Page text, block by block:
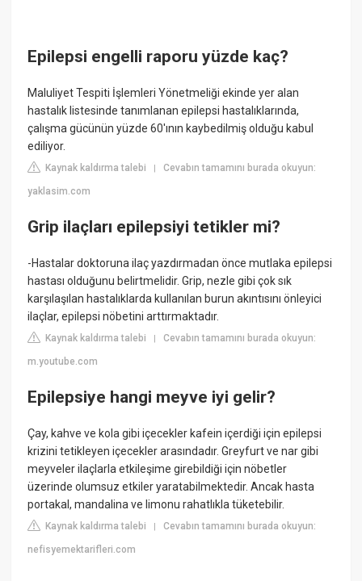
Epilepsi engelli raporu yüzde kaç?
Maluliyet Tespiti İşlemleri Yönetmeliği ekinde yer alan
hastalık listesinde tanımlanan epilepsi hastalıklarında,
çalışma gücünün yüzde 60'ının kaybedilmiş olduğu kabul
ediliyor.
Kaynak kaldırma talebi |Cevabın tamamını burada okuyun:
yaklasim.com
Grip ilaçları epilepsiyi tetikler mi?
-Hastalar doktoruna ilaç yazdırmadan önce mutlaka epilepsi
hastası olduğunu belirtmelidir. Grip, nezle gibi çok sık
karşılaşılan hastalıklarda kullanılan burun akıntısını önleyici
ilaçlar, epilepsi nöbetini arttırmaktadır.
Kaynak kaldırma talebi |Cevabın tamamını burada okuyun:
m.youtube.com
Epilepsiye hangi meyve iyi gelir?
Çay, kahve ve kola gibi içecekler kafein içerdiği için epilepsi
krizini tetikleyen içecekler arasındadır. Greyfurt ve nar gibi
meyveler ilaçlarla etkileşime girebildiği için nöbetler
üzerinde olumsuz etkiler yaratabilmektedir. Ancak hasta
portakal, mandalina ve limonu rahatlıkla tüketebilir.
Kaynak kaldırma talebi |Cevabın tamamını burada okuyun:
nefisyemektarifleri.com